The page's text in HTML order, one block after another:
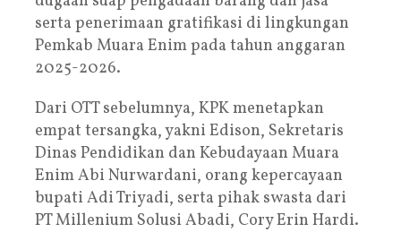
serta penerimaan gratifikasi di lingkungan
Pemkab Muara Enim pada tahun anggaran
2025-2026.
Dari OTT sebelumnya, KPK menetapkan
empat tersangka, yakni Edison, Sekretaris
Dinas Pendidikan dan Kebudayaan Muara
Enim Abi Nurwardani, orang kepercayaan
bupati Adi Triyadi, serta pihak swasta dari
PT Millenium Solusi Abadi, Cory Erin Hardi.